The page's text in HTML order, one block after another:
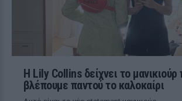
Η Lily Collins δείχνει το μανικιούρ
βλέπουμε παντού το καλοκαίρι